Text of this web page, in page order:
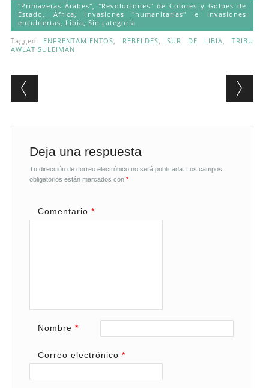
"Primaveras Árabes", "Revoluciones" de Colores y Golpes de
Estado
África
Invasiones "humanitarias" e invasiones
encubiertas
Libia Sin categoría
Tagged ENFRENTAMIENTOS REBELDES ,SUR DE LIBIA
TRIBU
AWLAT SULEIMAN
Post navigation
Deja una respuesta
Tu dirección de correo electrónico no será publicada. Los campos
obligatorios están marcados con *
Comentario *
Nombre *
Correo electrónico *